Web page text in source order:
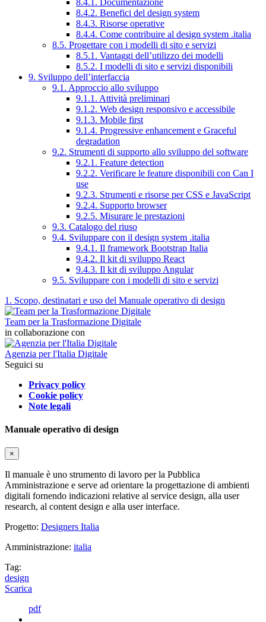
8.4.2. Benefici del design system
8.4.3. Risorse operative
8.4.4. Come contribuire al design system .italia
8.5. Progettare con i modelli di sito e servizi
8.5.1. Vantaggi dell’utilizzo dei modelli
8.5.2. I modelli di sito e servizi disponibili
9. Sviluppo dell’interfaccia
9.1. Approccio allo sviluppo
9.1.1. Attività preliminari
9.1.2. Web design responsivo e accessibile
9.1.3. Mobile first
9.1.4. Progressive enhancement e Graceful
degradation
9.2. Strumenti di supporto allo sviluppo del software
9.2.1. Feature detection
9.2.2. Verificare le feature disponibili con Can I
use
9.2.3. Strumenti e risorse per CSS e JavaScript
9.2.4. Supporto browser
9.2.5. Misurare le prestazioni
9.3. Catalogo del riuso
9.4. Sviluppare con il design system .italia
9.4.1. Il framework Bootstrap Italia
9.4.2. Il kit di sviluppo React
9.4.3. Il kit di sviluppo Angular
9.5. Sviluppare con i modelli di sito e servizi
1. Scopo, destinatari e uso del Manuale operativo di design
Team per la Trasformazione Digitale
in collaborazione con
Agenzia per l'Italia Digitale
Seguici su
Privacy policy
Cookie policy
Note legali
Manuale operativo di design
×
Il manuale è uno strumento di lavoro per la Pubblica
Amministrazione e serve ad orientare la progettazione di ambienti
digitali fornendo indicazioni relative al service design, alla user
research, al content design e alla user interface.
Progetto: Designers Italia
Amministrazione: italia
Tag:
design
Scarica
pdf